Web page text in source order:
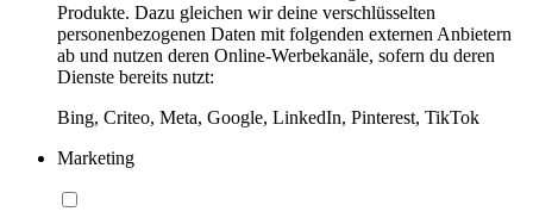
Produkte. Dazu gleichen wir deine verschlüsselten
personenbezogenen Daten mit folgenden externen Anbietern
ab und nutzen deren Online-Werbekanäle, sofern du deren
Dienste bereits nutzt:
Bing, Criteo, Meta, Google, LinkedIn, Pinterest, TikTok
Marketing